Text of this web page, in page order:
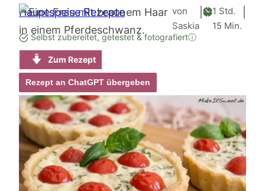
Hauptspeise Rezepte
von
Saskia
1 Stunde
Std.
15Minuten
Min.
Selbst zubereitet, getestet & fotografiertⓘ
Zum Rezept
Rezept an ChatGPT übergeben